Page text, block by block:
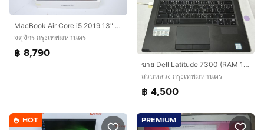
MacBook Air Core i5 2019 13" 8.256GB
จตุจักร กรุงเทพมหานคร
฿ 8,790
ขาย Dell Latitude 7300 (RAM 16GB / SSD 256GB)
สวนหลวง กรุงเทพมหานคร
฿ 4,500
HOT PREMIUM